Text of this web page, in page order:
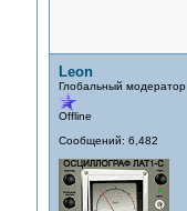
Leon
Глобальный модератор
Offline
Сообщений: 6,482